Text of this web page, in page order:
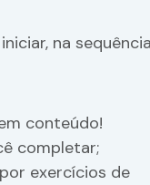
na
conteúdo!
completar;
exercícios de